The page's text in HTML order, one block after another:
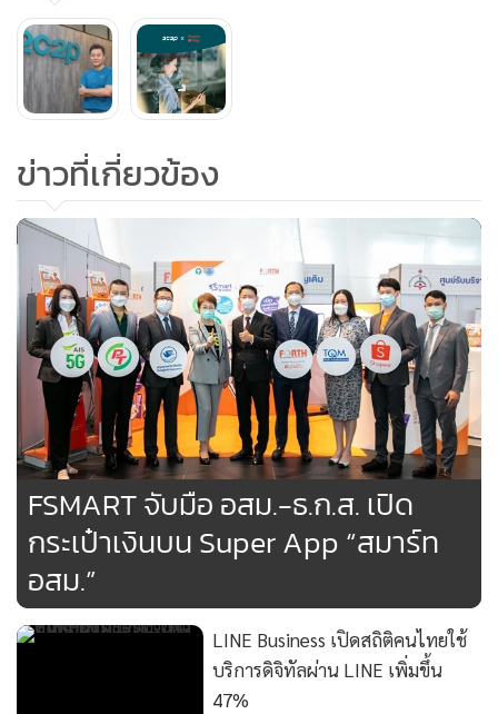
นายศุภวิทย์ หงส์อมรสิน ผู้อำนวยการ ShopeePay
(ประเทศไทย) กล่าวเพิ่มเติมว่า ShopeePay มีความยินดีอย่างยิ่ง
ในการจับมือเป็นพันธมิตรร่วมกันกับ 2C2P เพื่อผลักดันเครือ
ข่ายผู้ประกอบการธุรกิจให้ก้าวไกลไปสู่การเติบโตทางยอดขาย
ด้วยการชำระเงินดิจิทัลที่ปลอดภัยและไร้รอยต่อ พร้อมมอบ
ประสบการณ์การชำระเงินดิจิทัลที่สะดวกและคุ้มค่ามากยิ่งขึ้นให้
แก่ผู้ใช้งาน
"ShopeePay มุ่งมั่นเพิ่มการเข้าถึงบริการการชำระเงินดิจิทัลที่
ครอบคลุม เพื่อช่วยยกระดับคุณภาพชีวิตให้แก่ทั้งผู้ใช้งานและ
ธุรกิจร้านค้าผ่านเทคโนโลยีของเรา"
ข่าวที่เกี่ยวข้อง
FSMART จับมือ อสม.-ธ.ก.ส. เปิด
กระเป๋าเงินบน Super App “สมาร์ท
อสม.”
LINE Business เปิดสถิติคนไทยใช้
บริการดิจิทัลผ่าน LINE เพิ่มขึ้น
47%